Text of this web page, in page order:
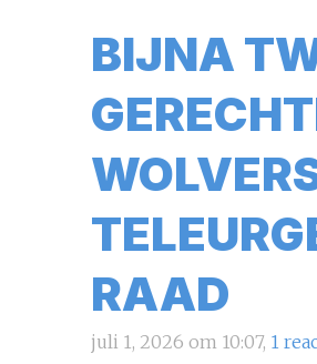
BIJNA
RAAD
juli 1, 2026 om 10:07, 1